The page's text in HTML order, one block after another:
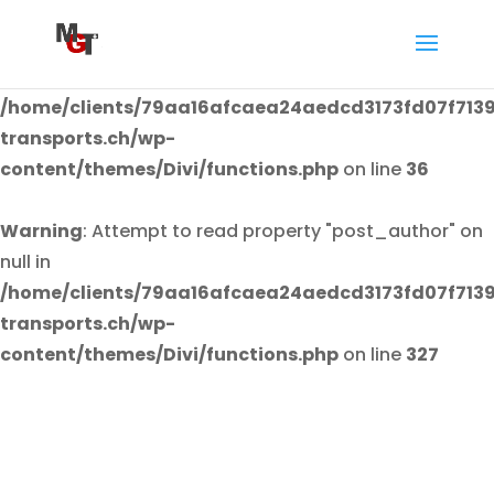
Warning: Attempt to read property "post_author" on
/home/clients/
transports.ch/wp-
content/themes/Divi/functions.php on line 36
Warning: Attempt to read property "post_author" on
null in
/home/clients/
transports.ch/wp-
content/themes/Divi/functions.php on line 327